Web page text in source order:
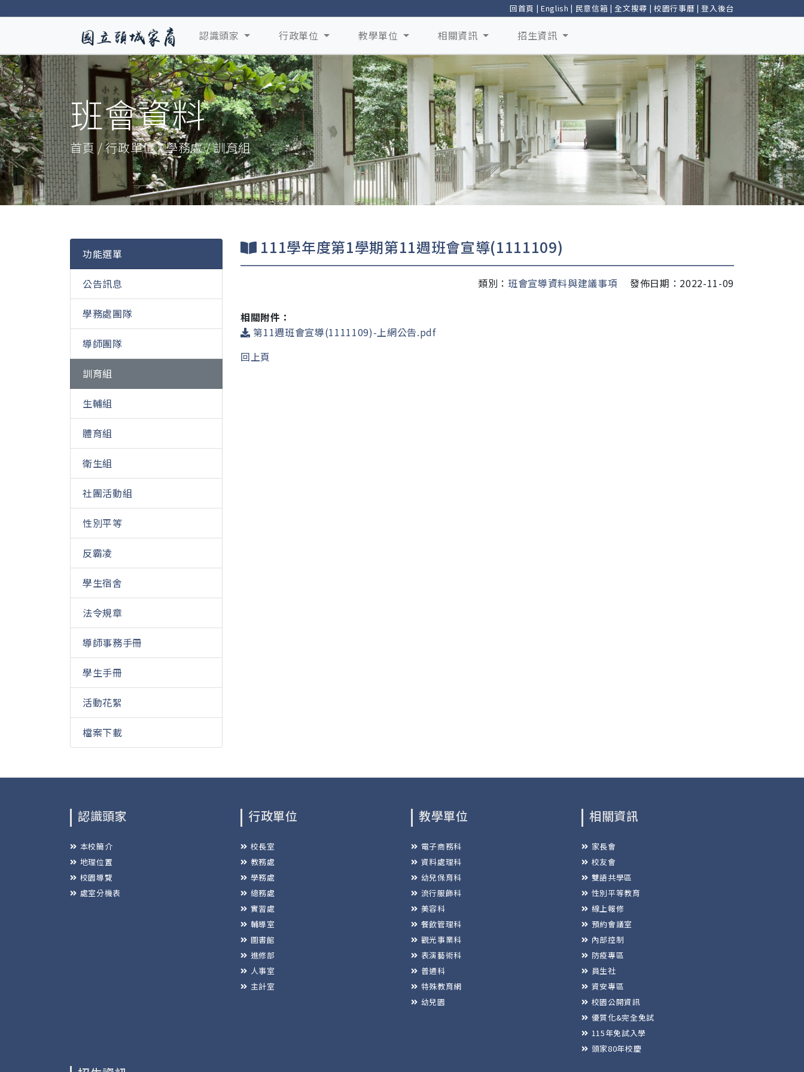
回首頁 | English | 民意信箱 |全文搜尋 | 校園行事曆 |登入後台
認識頭家 行政單位 教學單位 相關資訊 招生資訊
班會資料
首頁 / 行政單位 / 學務處 / 訓育組
功能選單
公告訊息
學務處團隊
導師團隊
訓育組
生輔組
體育組
衛生組
社團活動組
性別平等
反霸凌
學生宿舍
法令規章
導師事務手冊
學生手冊
活動花絮
檔案下載
111學年度第1學期第11週班會宣導(1111109)
類別： 班會宣導資料與建議事項 發佈日期：2022-11-09
相關附件：
第11週班會宣導(1111109)-上網公告.pdf
回上頁
認識頭家
本校簡介
地理位置
校園導覽
處室分機表
行政單位
校長室
教務處
學務處
總務處
實習處
輔導室
圖書館
進修部
人事室
主計室
教學單位
電子商務科
資料處理科
幼兒保育科
流行服飾科
美容科
餐飲管理科
觀光事業科
表演藝術科
普通科
特殊教育網
幼兒園
相關資訊
家長會
校友會
雙語共學區
性別平等教育
線上報修
預約會議室
內部控制
防疫專區
員生社
資安專區
校園公開資訊
優質化&完全免試
115年免試入學
頭家80年校慶